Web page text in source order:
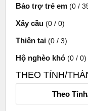
Bảo trợ trẻ em (0 /
Xây cầu (0 / 0)
Thiên tai (0 / 3)
Hộ nghèo khó (0 / 0)
THEO TỈNH/
Theo